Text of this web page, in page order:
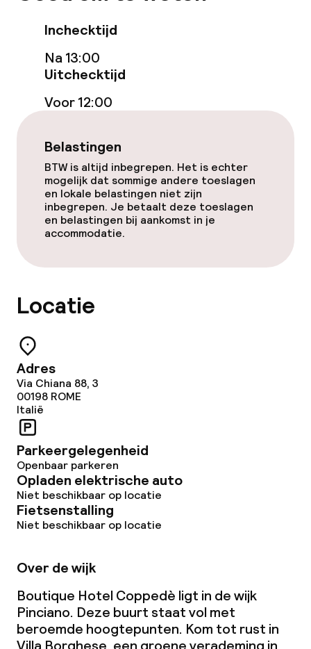
Inchecktijd
Na 13:00
Uitchecktijd
Voor 12:00
Belastingen
BTW is altijd inbegrepen. Het is echter
mogelijk dat sommige andere toeslagen
en lokale belastingen niet zijn
inbegrepen. Je betaalt deze toeslagen
en belastingen bij aankomst in je
accommodatie.
Locatie
Adres
Via Chiana 88, 3
00198 ROME
Italië
Parkeergelegenheid
Openbaar parkeren
Opladen elektrische auto
Niet beschikbaar op locatie
Fietsenstalling
Niet beschikbaar op locatie
Over de wijk
Boutique Hotel Coppedè ligt in de wijk
Pinciano. Deze buurt staat vol met
beroemde hoogtepunten. Kom tot rust in